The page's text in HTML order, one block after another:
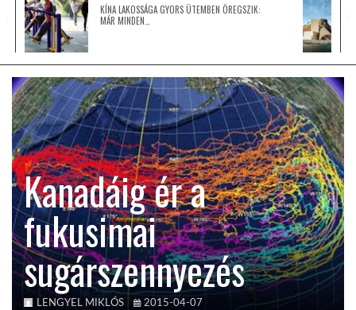
ÁZSIA
LATIN-AMERIKA
KÖZEL-KELET
AUSZTRÁLIA
A VILÁG ITTHON
KÍNA LAKOSSÁGA GYORS ÜTEMBEN ÖREGSZIK:
MÁR MINDEN…
Kanadáig ér a
fukusimai
sugárszennyezés
LENGYEL MIKLÓS 2015-04-07